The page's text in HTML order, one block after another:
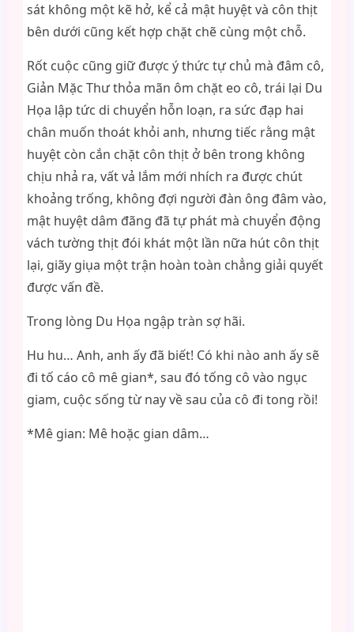
sát không một kẽ hở, kể cả mật huyệt và côn thịt
bên dưới cũng kết hợp chặt chẽ cùng một chỗ.
Rốt cuộc cũng giữ được ý thức tự chủ mà đâm cô,
Giản Mặc Thư thỏa mãn ôm chặt eo cô, trái lại Du
Họa lập tức di chuyển hỗn loạn, ra sức đạp hai
chân muốn thoát khỏi anh, nhưng tiếc rằng mật
huyệt còn cắn chặt côn thịt ở bên trong không
chịu nhả ra, vất vả lắm mới nhích ra được chút
khoảng trống, không đợi người đàn ông đâm vào,
mật huyệt dâm đãng đã tự phát mà chuyển động
vách tường thịt đói khát một lần nữa hút côn thịt
lại, giãy giụa một trận hoàn toàn chẳng giải quyết
được vấn đề.
Trong lòng Du Họa ngập tràn sợ hãi.
Hu hu… Anh, anh ấy đã biết! Có khi nào anh ấy sẽ
đi tố cáo cô mê gian*, sau đó tống cô vào ngục
giam, cuộc sống từ nay về sau của cô đi tong rồi!
*Mê gian: Mê hoặc gian dâm…